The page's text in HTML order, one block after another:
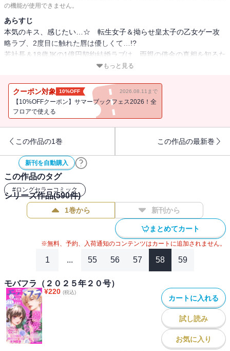
の機能が使用できません。
あらすじ
本気のキス、感じたい…☆ 転生女子＆拗らせ皇太子の乙女ゲー攻
略ラブ、2度目に触れた唇は優しくて…!?
若社長＆18歳JKの1億円契約結婚ラブは、両親の借金の真相を知るた
めに、JKは元カレと組んで夫の調査開始!?
メン整体師の空気感に夫のジェラシーMAX!!?
社長令嬢のタイムリープ復讐サスペンスは、裏切った夫と親友に初
夜の思い出まで汚されて…！
桃乃みく「拗らせ皇太子の偏愛遊戯」
この人は敵？ 味方…!? 乙女ゲーキャラになった鍼灸師女子は、沼
男皇太子の心も体も治したい。そこへ王位継承者の新キャラが登場
して!?
原作・宮城杏奈/作画・響あい「旦那様はすべてを与える」
ずっと幸せでいたいから…真実と向き合う。若社長＆18歳JKの1億円
契約結婚ラブ、JKは元カレとともに、夫が両親を陥れた疑惑を調査
志希ふうこ「これ以上は契約外です！」
デルの契約結婚ラブ、妻行きつけの整体院で、夫はイケメン院長に
ジェラシー!?
服部美紀「今度は私が、あなたたちを壊す」
初夜の思い出まで、汚されて…。夫と親友に殺された社長令嬢が、3
年前にタイムスリップ。結婚式の裏で、夫＆親友が裏切りの逢瀬と
もっと見る
クーポン対象 10%OFF 2026.08.11まで
【10%OFFクーポン】サマーブックフェス2026！全
フロアで使える
この作品の1巻 この作品の最新巻
新刊を自動購入
この作品のタグ
#ロングセラーコミック
シリーズ作品(590件)
1巻から 新刊から
まとめてカート
※無料、予約、入荷通知のコンテンツはカートに追加されません。
1 ... 55 56 57 58 59
モバフラ（２０２５年２０号）
¥220 (税込)
カートに入れる
試し読み
お気に入り